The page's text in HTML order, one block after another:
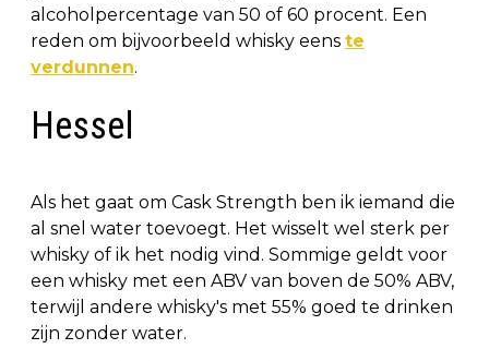
alcoholpercentage van 50 of 60 procent. Een
reden om bijvoorbeeld whisky eens te
verdunnen.
Hessel
Als het gaat om Cask Strength ben ik iemand die
al snel water toevoegt. Het wisselt wel sterk per
whisky of ik het nodig vind. Sommige geldt voor
een whisky met een ABV van boven de 50% ABV,
terwijl andere whisky's met 55% goed te drinken
zijn zonder water.